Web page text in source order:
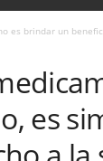
es brindar un
es